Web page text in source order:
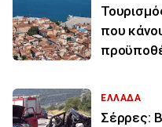
που
ΕΛΛΑΔΑ
Σέρρες: